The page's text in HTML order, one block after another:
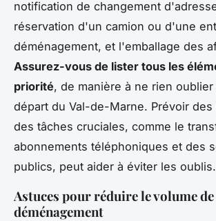
notification de changement
réservation d'un camion ou d'une
déménagement, et l'emballage des
Assurez-vous de lister tous les
priorité, de manière à ne rien
départ du Val-de-Marne. Prévoir
des tâches cruciales, comme le
abonnements téléphoniques et des
publics, peut aider à éviter les oublis.
Astuces pour réduire le volume de
déménagement